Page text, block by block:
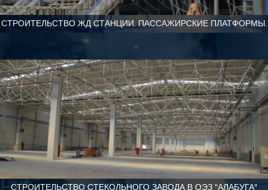
СТРОИТЕЛЬСТВО ЖД СТАНЦИИ. ПАССАЖИРСКИЕ ПЛАТФОРМЫ.
СТРОИТЕЛЬСТВО СТЕКОЛЬНОГО ЗАВОДА В ОЭЗ "АЛАБУГА"